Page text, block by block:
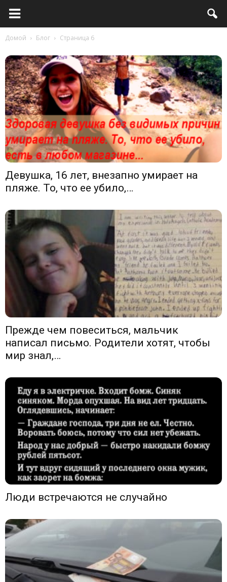
Домой Блог Страница 6
Девушка, 16 лет, внезапно умирает на
пляже. То, что ее убило,…
Прежде чем повеситься, мальчик
написал письмо. Родители хотят, чтобы
мир знал,…
Люди встречаются не случайно